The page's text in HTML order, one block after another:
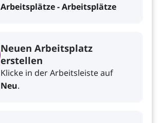
Arbeitsplätze - Arbeitsplätze
Neuen Arbeitsplatz
erstellen
Klicke in der Arbeitsleiste auf
Neu.